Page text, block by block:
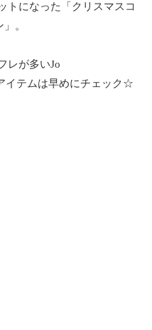
トになった「クリスマスコ
。
レが多いJo
イテムは早めにチェック☆